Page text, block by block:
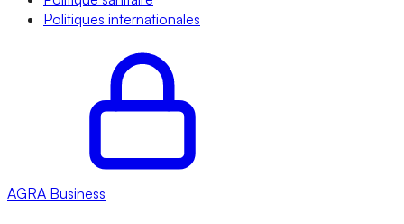
Politiques internationales
AGRA Business